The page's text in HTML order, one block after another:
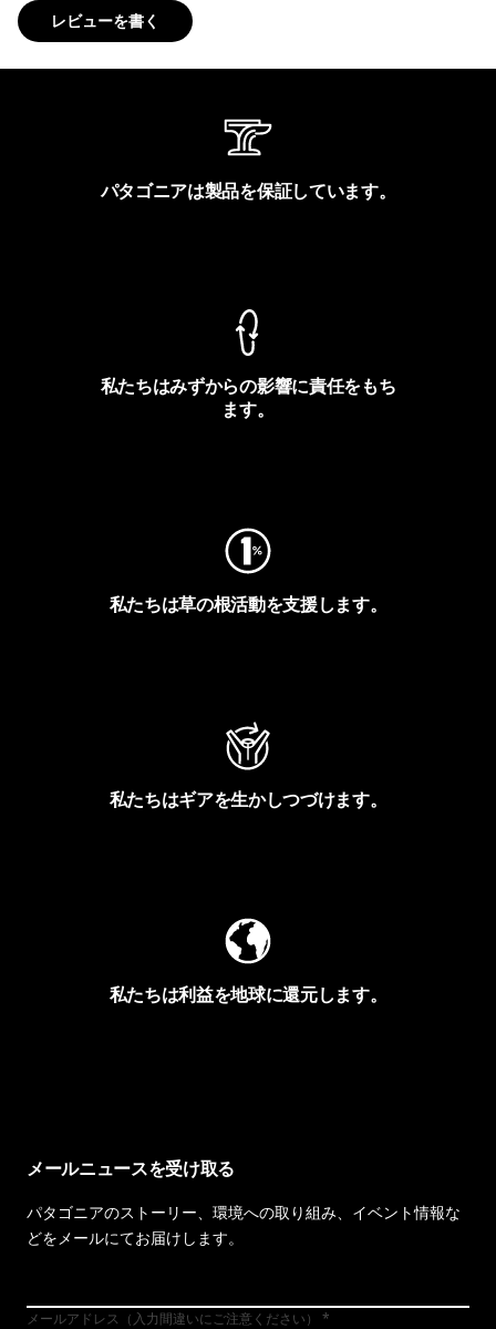
レビューを書く
パタゴニアは製品を保証しています。
私たちはみずからの影響に責任をもち
ます。
私たちは草の根活動を支援します。
私たちはギアを生かしつづけます。
私たちは利益を地球に還元します。
メールニュースを受け取る
パタゴニアのストーリー、環境への取り組み、イベント情報な
どをメールにてお届けします。
メールアドレス（入力間違いにご注意ください）